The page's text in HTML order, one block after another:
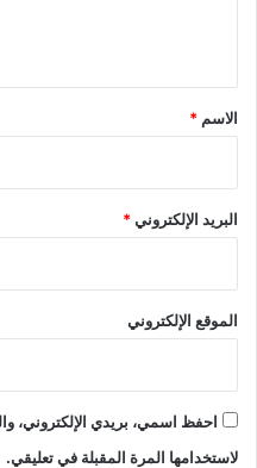
*
الاسم *
البريد الإلكتروني*
الموقع الإلكتروني
احفظ اسمي، بريدي الإلكتروني،
لاستخدامها المرة المقبلة في تعليقي.